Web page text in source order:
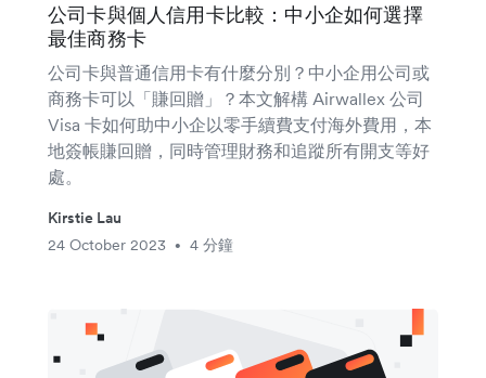
公司卡與個人信用卡比較：中小企如何選擇
最佳商務卡
公司卡與普通信用卡有什麼分別？中小企用公司或
商務卡可以「賺回贈」？本文解構 Airwallex 公司
Visa 卡如何助中小企以零手續費支付海外費用，本
地簽帳賺回贈，同時管理財務和追蹤所有開支等好
處。
Kirstie Lau
24 October 2023
• 4 分鐘